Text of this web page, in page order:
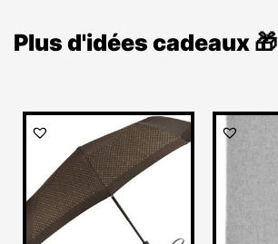
Plus d'idées cadeaux 🎁